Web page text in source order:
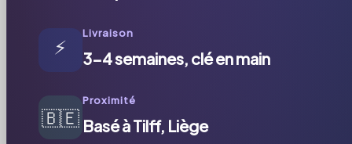
⚡
Livraison
3-4 semaines, clé en main
🇧🇪
Proximité
Basé à Tilff, Liège